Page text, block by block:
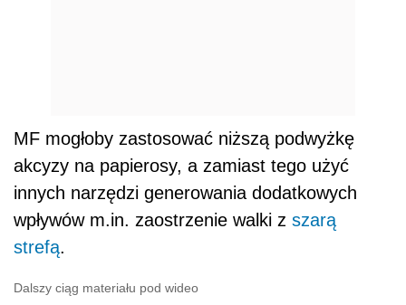
MF mogłoby zastosować niższą podwyżkę
akcyzy na papierosy, a zamiast tego użyć
innych narzędzi generowania dodatkowych
wpływów m.in. zaostrzenie walki z szarą
strefą.
Dalszy ciąg materiału pod wideo